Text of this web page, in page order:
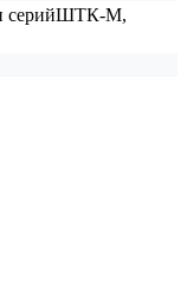
серийШТК-М,